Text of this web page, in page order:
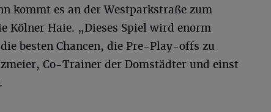
kommt es an der Westparkstraße zum
Kölner Haie. „Dieses Spiel wird enorm
besten Chancen, die Pre-Play-offs zu
Co-Trainer der Domstädter und einst